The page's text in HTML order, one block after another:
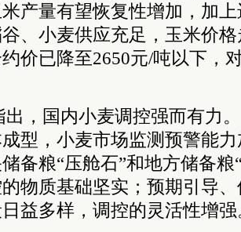
产量有望恢复性增加，加
、小麦供应充足，玉米价
价已降至2650元/吨以下，
出，国内小麦调控强而有力
型，小麦市场监测预警能
备粮“压舱石”和地方储备
物质基础坚实；预期引导
益多样，调控的灵活性增强